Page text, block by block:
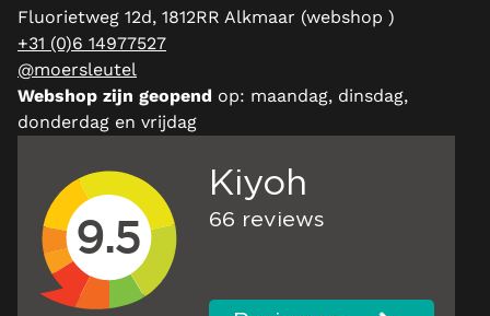
Fluorietweg 12d, 1812RR Alkmaar (webshop )
+31 (0)6 14977527
@moersleutel
Webshop zijn geopend op: maandag, dinsdag,
donderdag en vrijdag